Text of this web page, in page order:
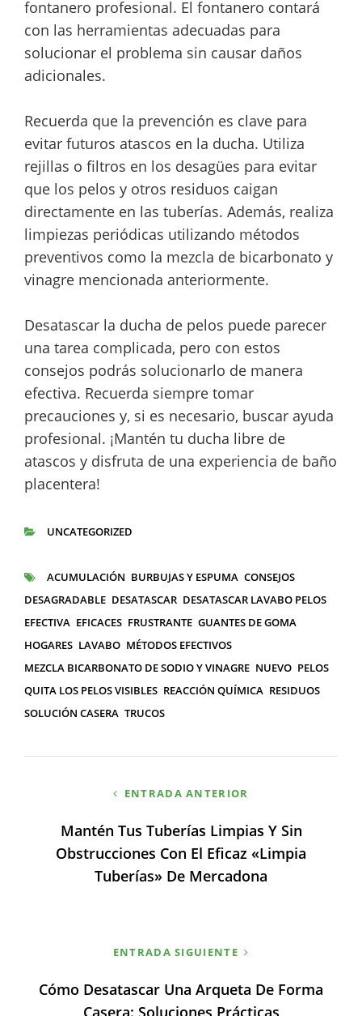
fontanero profesional. El fontanero contará
con las herramientas adecuadas para
solucionar el problema sin causar daños
adicionales.
Recuerda que la prevención es clave para
evitar futuros atascos en la ducha. Utiliza
rejillas o filtros en los desagües para evitar
que los pelos y otros residuos caigan
directamente en las tuberías. Además, realiza
limpiezas periódicas utilizando métodos
preventivos como la mezcla de bicarbonato y
vinagre mencionada anteriormente.
Desatascar la ducha de pelos puede parecer
una tarea complicada, pero con estos
consejos podrás solucionarlo de manera
efectiva. Recuerda siempre tomar
precauciones y, si es necesario, buscar ayuda
profesional. ¡Mantén tu ducha libre de
atascos y disfruta de una experiencia de baño
placentera!
UNCATEGORIZED
ETIQUETAS
ACUMULACIÓN BURBUJAS Y ESPUMA CONSEJOS
DESAGRADABLE DESATASCAR DESATASCAR LAVABO PELOS
EFECTIVA EFICACES FRUSTRANTE GUANTES DE GOMA
HOGARES LAVABO MÉTODOS EFECTIVOS
MEZCLA BICARBONATO DE SODIO Y VINAGRE NUEVO PELOS
QUITA LOS PELOS VISIBLES REACCIÓN QUÍMICA RESIDUOS
SOLUCIÓN CASERA TRUCOS
entradas
ENTRADA ANTERIOR
Mantén Tus Tuberías Limpias Y Sin
Obstrucciones Con El Eficaz «Limpia
Tuberías» De Mercadona
ENTRADA SIGUIENTE
Cómo Desatascar Una Arqueta De Forma
Casera: Soluciones Prácticas